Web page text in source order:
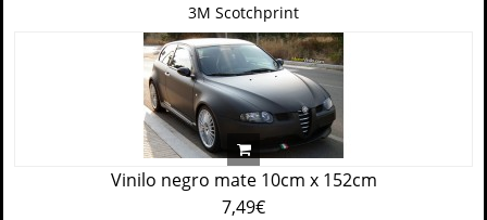
3M Scotchprint
Vinilo negro mate 10cm x 152cm
7,49€